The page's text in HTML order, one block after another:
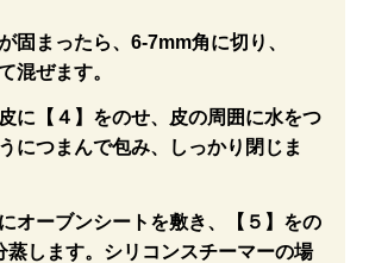
固まったら、6-7mm角に切り、
混ぜます。
に【４】をのせ、皮の周囲に水をつ
につまんで包み、しっかり閉じま
オーブンシートを敷き、【５】をの
蒸します。シリコンスチーマーの場